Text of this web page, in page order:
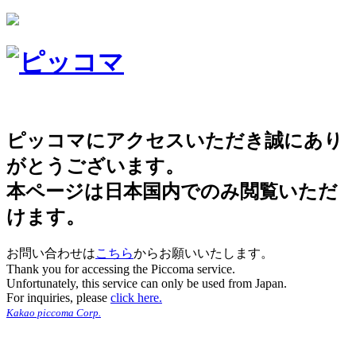
ピッコマにアクセスいただき誠にあり
がとうございます。
本ページは日本国内でのみ閲覧いただ
けます。
お問い合わせはこちらからお願いいたします。
Thank you for accessing the Piccoma service.
Unfortunately, this service can only be used from Japan.
For inquiries, please click here.
Kakao piccoma Corp.